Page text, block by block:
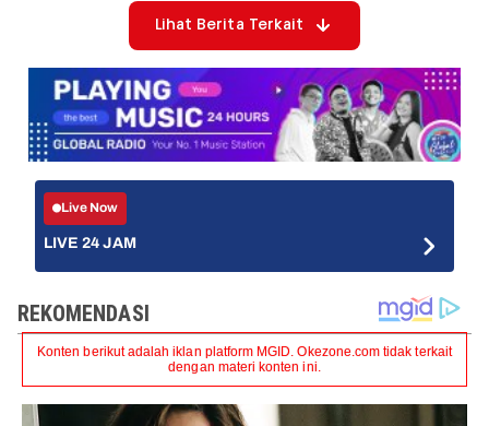
Lihat Berita Terkait
Live Now
LIVE 24 JAM